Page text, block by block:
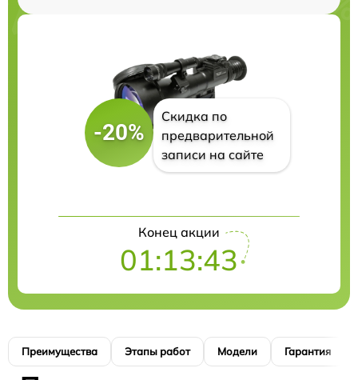
-20%
Скидка по
предварительной
записи на сайте
Конец акции
01:13:42
Преимущества Этапы работ Модели Гарантия